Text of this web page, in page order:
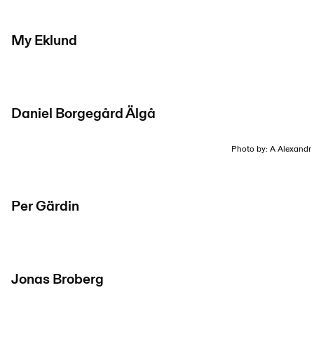
My Eklund
Daniel Borgegård Älgå
Photo by: A Alexandr
Per Gärdin
Jonas Broberg